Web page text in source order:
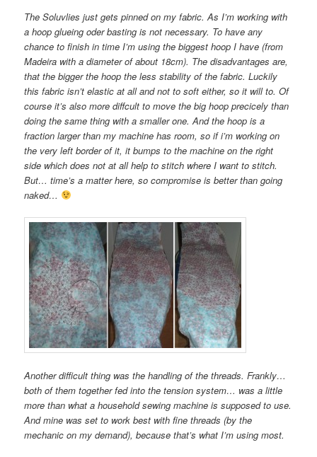
The Soluvlies just gets pinned on my fabric. As I’m working with
a hoop glueing oder basting is not necessary. To have any
chance to finish in time I’m using the biggest hoop I have (from
Madeira with a diameter of about 18cm). The disadvantages are,
that the bigger the hoop the less stability of the fabric. Luckily
this fabric isn’t elastic at all and not to soft either, so it will to. Of
course it’s also more diffcult to move the big hoop precicely than
doing the same thing with a smaller one. And the hoop is a
fraction larger than my machine has room, so if i’m working on
the very left border of it, it bumps to the machine on the right
side which does not at all help to stitch where I want to stitch.
But… time’s a matter here, so compromise is better than going
naked…
Another difficult thing was the handling of the threads. Frankly…
both of them together fed into the tension system… was a little
more than what a household sewing machine is supposed to use.
And mine was set to work best with fine threads (by the
mechanic on my demand), because that’s what I’m using most.